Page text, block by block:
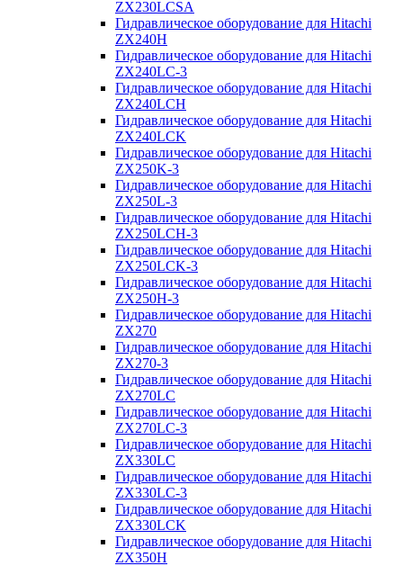
ZX230LCSA
Гидравлическое оборудование для Hitachi
ZX240H
Гидравлическое оборудование для Hitachi
ZX240LC-3
Гидравлическое оборудование для Hitachi
ZX240LCH
Гидравлическое оборудование для Hitachi
ZX240LCK
Гидравлическое оборудование для Hitachi
ZX250K-3
Гидравлическое оборудование для Hitachi
ZX250L-3
Гидравлическое оборудование для Hitachi
ZX250LCH-3
Гидравлическое оборудование для Hitachi
ZX250LCK-3
Гидравлическое оборудование для Hitachi
ZX250Н-3
Гидравлическое оборудование для Hitachi
ZX270
Гидравлическое оборудование для Hitachi
ZX270-3
Гидравлическое оборудование для Hitachi
ZX270LC
Гидравлическое оборудование для Hitachi
ZX270LC-3
Гидравлическое оборудование для Hitachi
ZX330LC
Гидравлическое оборудование для Hitachi
ZX330LC-3
Гидравлическое оборудование для Hitachi
ZX330LCK
Гидравлическое оборудование для Hitachi
ZX350H